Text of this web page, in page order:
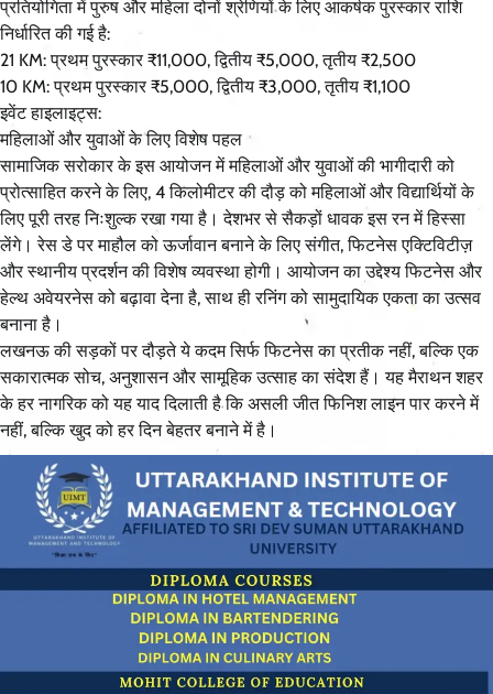
प्रतियोगिता में पुरुष और महिला दोनों श्रेणियों के लिए आकर्षक पुरस्कार राशि
निर्धारित की गई है:
21 KM: प्रथम पुरस्कार ₹11,000, द्वितीय ₹5,000, तृतीय ₹2,500
10 KM: प्रथम पुरस्कार ₹5,000, द्वितीय ₹3,000, तृतीय ₹1,100
इवेंट हाइलाइट्स:
महिलाओं और युवाओं के लिए विशेष पहल
सामाजिक सरोकार के इस आयोजन में महिलाओं और युवाओं की भागीदारी को
प्रोत्साहित करने के लिए, 4 किलोमीटर की दौड़ को महिलाओं और विद्यार्थियों के
लिए पूरी तरह निःशुल्क रखा गया है। देशभर से सैकड़ों धावक इस रन में हिस्सा
लेंगे। रेस डे पर माहौल को ऊर्जावान बनाने के लिए संगीत, फिटनेस एक्टिविटीज़
और स्थानीय प्रदर्शन की विशेष व्यवस्था होगी। आयोजन का उद्देश्य फिटनेस और
हेल्थ अवेयरनेस को बढ़ावा देना है, साथ ही रनिंग को सामुदायिक एकता का उत्सव
बनाना है।
लखनऊ की सड़कों पर दौड़ते ये कदम सिर्फ फिटनेस का प्रतीक नहीं, बल्कि एक
सकारात्मक सोच, अनुशासन और सामूहिक उत्साह का संदेश हैं। यह मैराथन शहर
के हर नागरिक को यह याद दिलाती है कि असली जीत फिनिश लाइन पार करने में
नहीं, बल्कि खुद को हर दिन बेहतर बनाने में है।